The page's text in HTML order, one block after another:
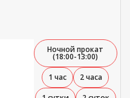
Ночной прокат
(18:00-13:00)
1 час
2 часа